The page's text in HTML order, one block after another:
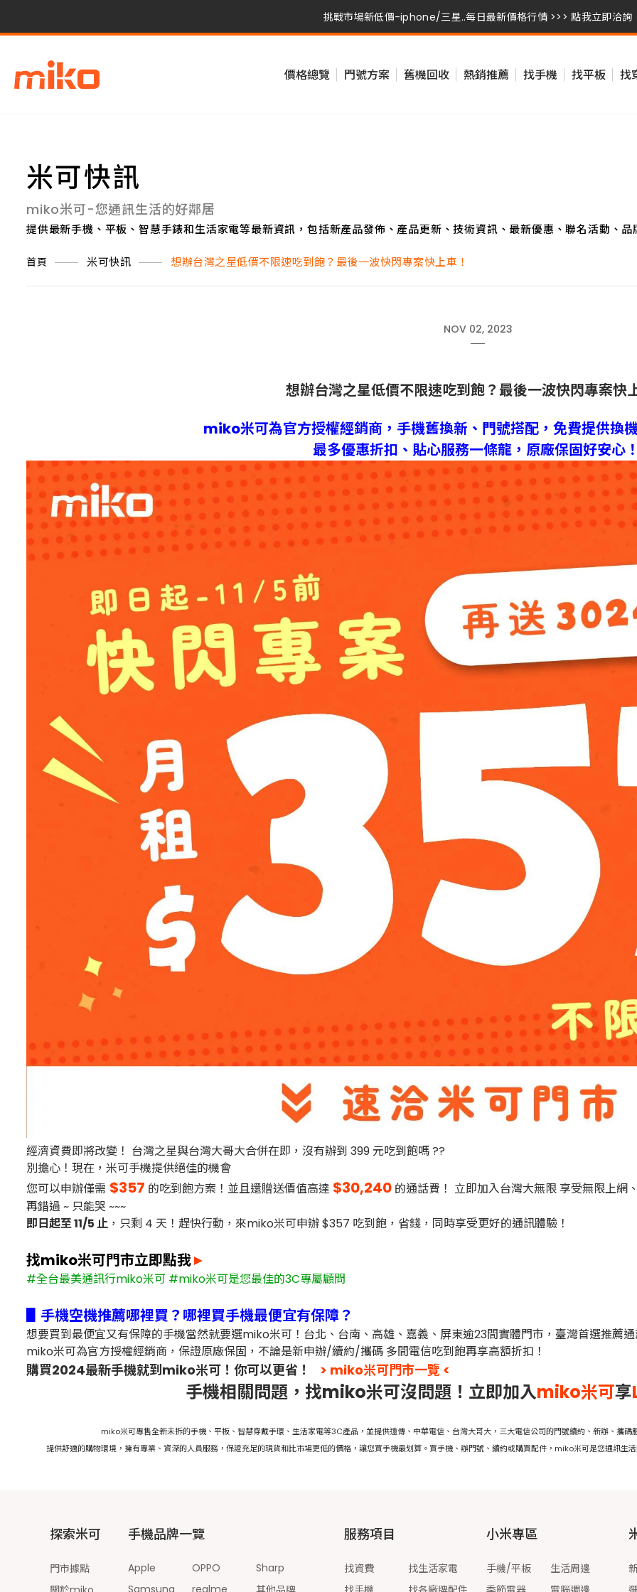
挑戰市場新低價-iphone/三星..每日最新價格行情 >>> 點我立即洽詢
挑戰市場新低價-iphone/三星..每日最新價格行情 >>> 點我立即洽詢
價格總覽 門號方案 舊機回收 熱銷推薦 找手機 找平板 找
米可快訊
miko米可-您通訊生活的好鄰居
提供最新手機、平板、智慧手錶和生活家電等最新資訊，包括新產品發佈、產品更新、技術資訊、最新優惠、聯名活動、品
首頁 米可快訊 想辦台灣之星低價不限速吃到飽？最後一波快閃專案快上車！
NOV 02, 2023
想辦台灣之星低價不限速吃到飽？最後一波快閃專案快
miko米可為官方授權經銷商，手機舊換新、門號搭配，免費提供換
最多優惠折扣、貼心服務一條龍，原廠保固好安心
經濟資費即將改變！ 台灣之星與台灣大哥大合併在即，沒有辦到 399 元吃到飽嗎 ??
別擔心！現在，米可手機提供絕佳的機會
您可以申辦僅需 $357 的吃到飽方案！並且還贈送價值高達 $30,240 的通話費！ 立即加入台灣大無限 享受無限上網
再錯過 ~ 只能哭 ~~~
即日起至 11/5 止 ，只剩 4 天！趕快行動，來miko米可申辦 $357 吃到飽，省錢，同時享受更好的通訊體驗！
找miko米可門市立即點我►
#全台最美通訊行miko米可 #miko米可是您最佳的3C專屬顧問
▋手機空機推薦哪裡買？哪裡買手機最便宜有保障？
想要買到最便宜又有保障的手機當然就要選miko米可！台北、台南、高雄、嘉義、屏東逾23間實體門市，臺灣首選推薦
miko米可為官方授權經銷商，保證原廠保固，不論是新申辦/續約/攜碼 多間電信吃到飽再享高額折扣！
購買2024最新手機就到miko米可！你可以更省！ > miko米可門市一覽 <
手機相關問題，找miko米可沒問題！立即加入miko米可享
miko米可專售全新未拆的手機、平板、智慧穿戴手環、生活家電等3C產品，並提供遠傳、中華電信、台灣大哥大，三大電信公司的門號續約、新辦、攜
提供舒適的購物環境，擁有專業、資深的人員服務，保證充足的現貨和比市場更低的價格，讓您買手機最划算。買手機、辦門號、續約或購買配件，miko米可是您通訊生
探索米可
門市據點
手機品牌一覽
Apple
Samsung
OPPO
realme
Sharp
服務項目
找資費
找生活家電
小米專區
手機/平板
生活周邊